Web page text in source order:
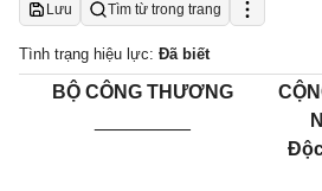
Lưu Tìm từ trong trang
Tình trạng hiệu lực: Đã biết
BỘ CÔNG THƯƠNG